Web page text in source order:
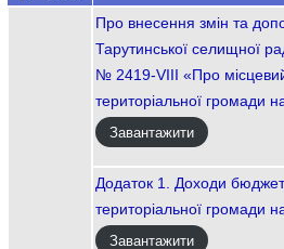
Про внесення змін та
Тарутинської селищної
№ 2419-VIII «Про
територіальної громади
Завантажити
Додаток 1. Доходи
територіальної громади
Завантажити